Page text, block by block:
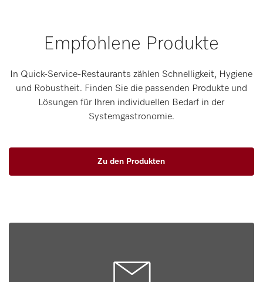
Empfohlene Produkte
In Quick-Service-Restaurants zählen Schnelligkeit, Hygiene
und Robustheit. Finden Sie die passenden Produkte und
Lösungen für Ihren individuellen Bedarf in der
Systemgastronomie.
Zu den Produkten